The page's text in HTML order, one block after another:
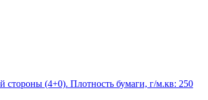
стороны (4+0). Плотность бумаги, г/м.кв: 250